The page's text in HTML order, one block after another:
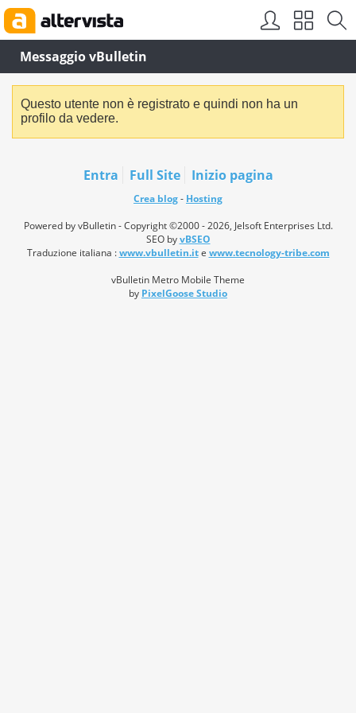
Messaggio vBulletin
Questo utente non è registrato e quindi non ha un
profilo da vedere.
Entra Full Site Inizio pagina
Crea blog- Hosting
Powered by vBulletin - Copyright ©2000 - 2026, Jelsoft Enterprises Ltd.
SEO byvBSEO
Traduzione italiana :www.vbulletin.ite www.tecnology-tribe.com
vBulletin Metro Mobile Theme
by PixelGoose Studio